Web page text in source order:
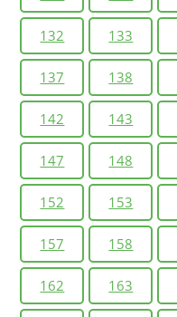
132 133
137 138
142 143
147 148
152 153
157 158
162 163